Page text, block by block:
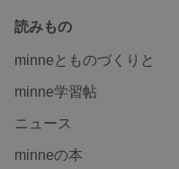
読みもの
minneとものづくりと
minne学習帖
ニュース
minneの本